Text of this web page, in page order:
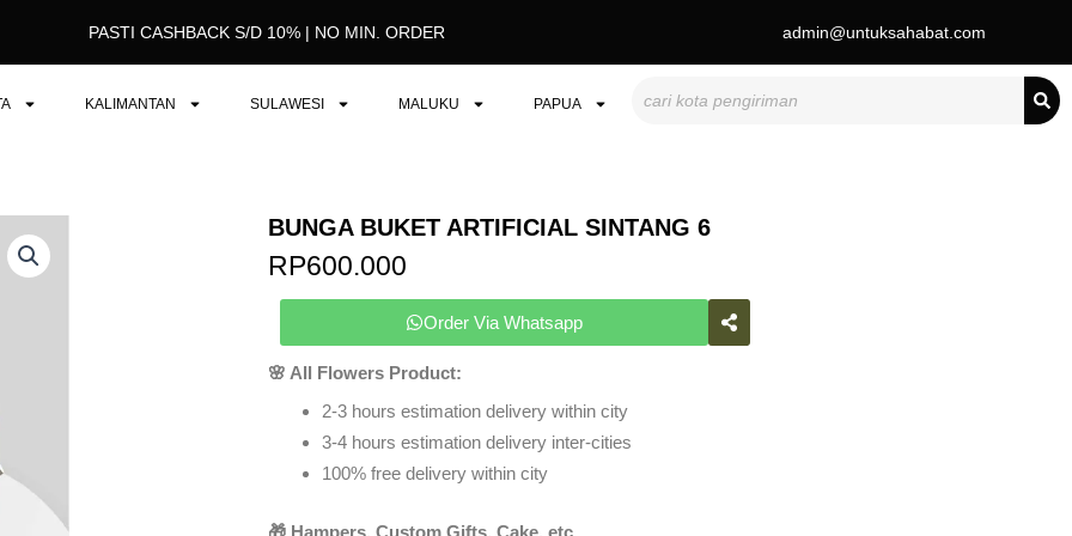
PASTI CASHBACK S/D 10% | NO MIN. ORDER admin@untuksahabat.com
KALIMANTAN SULAWESI MALUKU PAPUA
BUNGA BUKET ARTIFICIAL SINTANG 6
RP600.000
Order Via Whatsapp
🌸 All Flowers Product:
2-3 hours estimation delivery within city
3-4 hours estimation delivery inter-cities
100% free delivery within city
🎁 Hampers, Custom Gifts, Cake, etc